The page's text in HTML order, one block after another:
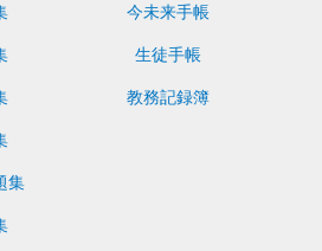
集
今未来手帳
生徒手帳
教務記録簿